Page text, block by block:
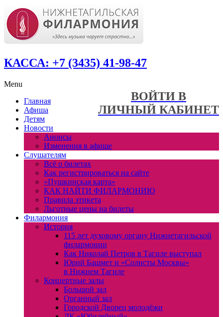
КАССА: +7 (3435) 41-98-47
ВОЙТИ В
ЛИЧНЫЙ КАБИНЕТ
Menu
Главная
Афиша
Детям
Новости
Анонсы
Изменения в афише
Слушателям
Всё о билетах
Как регистрироваться на сайте
«Пушкинская карта»
КАК НАЙТИ ФИЛАРМОНИЮ
Правила этикета
Льготные цены на билеты
Филармония
История
115 лет духовому органу Нижнетагильской
филармонии
Как Николай Петров в Тагиле выступал
Юрий Башмет и «Солисты Москвы»
в Нижнем Тагиле
Концертные залы
Большой зал
Органный зал
Городской Дворец молодёжи